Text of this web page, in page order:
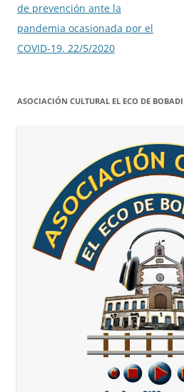
de prevención ante la
pandemia ocasionada por el
COVID-19. 22/5/2020
ASOCIACIÓN CULTURAL EL ECO DE